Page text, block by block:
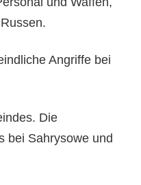
Angriffe bei
Die
bei Sahrysowe und